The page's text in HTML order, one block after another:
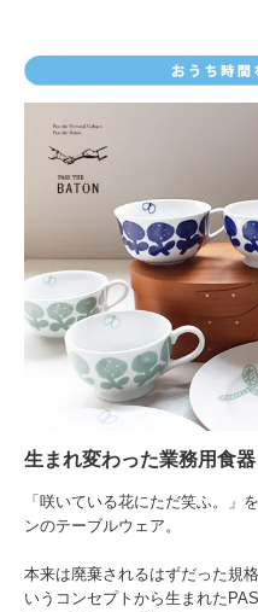
生まれ変わった業務用食器
「咲いている花にただ笑ふ。」
ンのテーブルウェア。
本来は廃棄されるはずだった規
いうコンセプトから生まれた